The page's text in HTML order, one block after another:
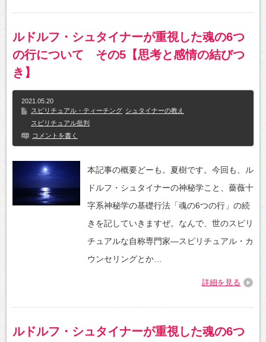
ルドルフ・シュタイナーが重視した魂の6つ
の行について その5【思考と感情の結びつ
き】
2021.05.20
スピリチュアル・ティーチング シュタイナーの教え
スピリチュアル批判
コメントを書く
本記事の概要どーも。夏樹です。今回も、ル
ドルフ・シュタイナーの神秘学こと、薔薇十
字系神秘学の基礎行法「魂の6つの行」の続
きを記していきますぜ。なんで、世のスピリ
チュアルな自称専門家―スピリチュアル・カ
ウンセリングとか…
詳細を見る
ルドルフ・シュタイナーが重視した魂の6つ